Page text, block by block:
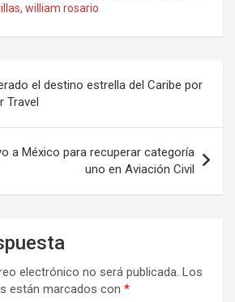
, william rosario
el destino estrella del Caribe por
Travel
a México para recuperar categoría
uno en Aviación Civil
electrónico no será publicada. Los
están marcados con *